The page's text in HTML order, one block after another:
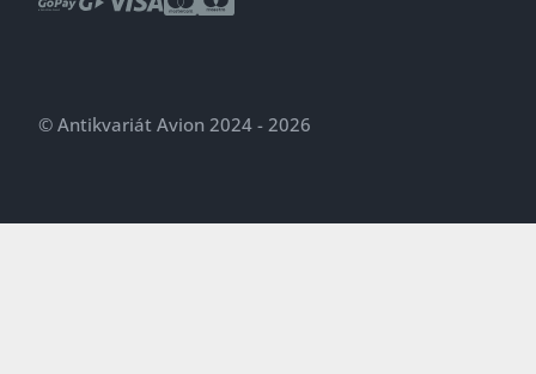
© Antikvariát Avion 2024 - 2026